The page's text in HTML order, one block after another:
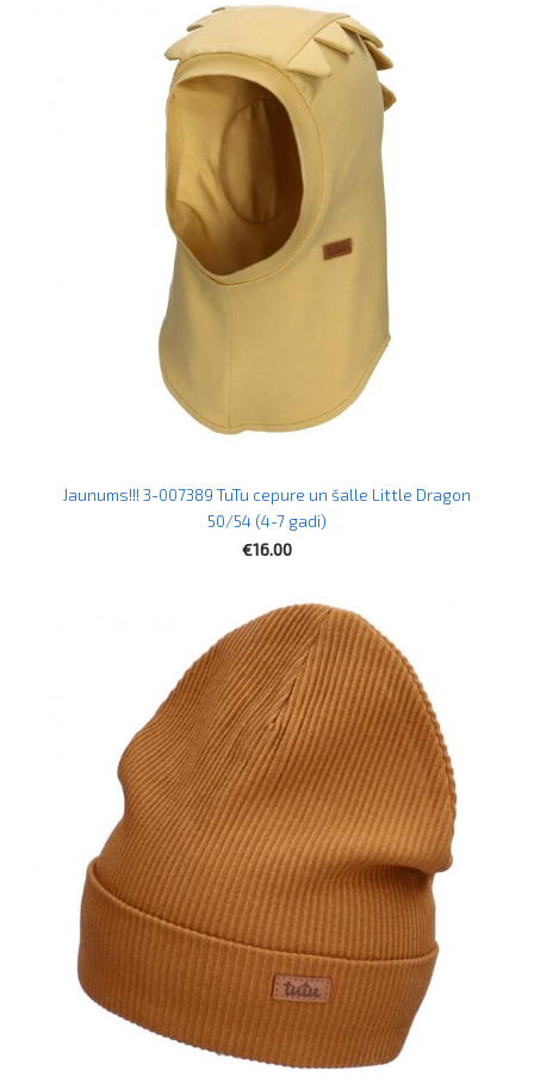
Jaunums!!! 3-007389 TuTu cepure un šalle Little Dragon
50/54 (4-7 gadi)
€16.00